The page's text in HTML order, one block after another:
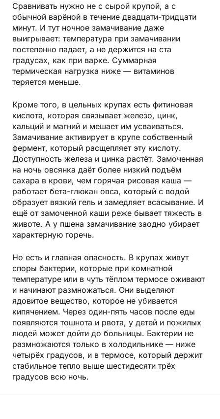
Сравнивать нужно не с сырой крупой, а с
обычной варёной в течение двадцати-тридцати
минут. И тут ночное замачивание даже
выигрывает: температура при замачивании
постепенно падает, а не держится на ста
градусах, как при варке. Суммарная
термическая нагрузка ниже — витаминов
теряется меньше.
Кроме того, в цельных крупах есть фитиновая
кислота, которая связывает железо, цинк,
кальций и магний и мешает им усваиваться.
Замачивание активирует в крупе собственный
фермент, который расщепляет эту кислоту.
Доступность железа и цинка растёт. Замоченная
на ночь овсянка даёт более низкий подъём
сахара в крови, чем горячая рисовая каша —
работает бета-глюкан овса, который с водой
образует вязкий гель и замедляет всасывание. И
ещё от замоченной каши реже бывает тяжесть в
животе. А у пшена замачивание заодно убирает
характерную горечь.
Но есть и главная опасность. В крупах живут
споры бактерии, которые при комнатной
температуре или в чуть тёплом термосе оживают
и начинают размножаться. Они выделяют
ядовитое вещество, которое не убивается
кипячением. Через один-пять часов после еды
появляются тошнота и рвота, у детей и пожилых
людей может дойти до больницы. Бактерии не
размножаются только в холодильнике — ниже
четырёх градусов, и в термосе, который держит
стабильное тепло выше шестидесяти трёх
градусов всю ночь.